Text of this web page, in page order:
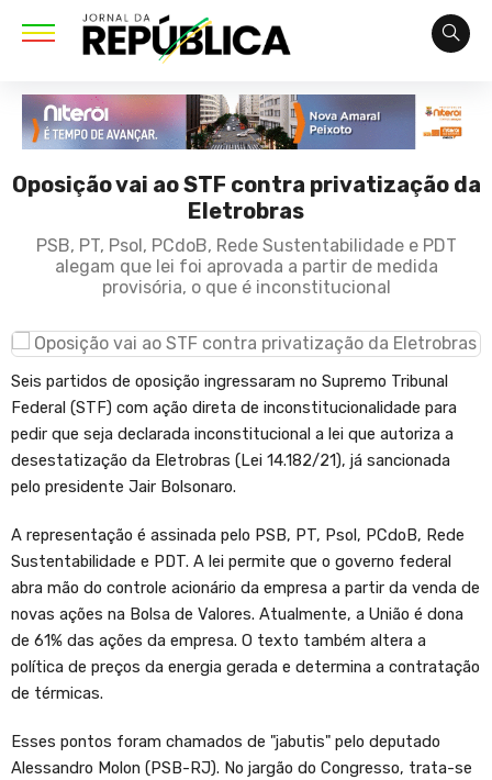
Oposição vai ao STF contra privatização da
Eletrobras
PSB, PT, Psol, PCdoB, Rede Sustentabilidade e PDT
alegam que lei foi aprovada a partir de medida
provisória, o que é inconstitucional
Seis partidos de oposição ingressaram no Supremo Tribunal
Federal (STF) com ação direta de inconstitucionalidade para
pedir que seja declarada inconstitucional a lei que autoriza a
desestatização da Eletrobras (Lei 14.182/21), já sancionada
pelo presidente Jair Bolsonaro.
A representação é assinada pelo PSB, PT, Psol, PCdoB, Rede
Sustentabilidade e PDT. A lei permite que o governo federal
abra mão do controle acionário da empresa a partir da venda de
novas ações na Bolsa de Valores. Atualmente, a União é dona
de 61% das ações da empresa. O texto também altera a
política de preços da energia gerada e determina a contratação
de térmicas.
Esses pontos foram chamados de "jabutis" pelo deputado
Alessandro Molon (PSB-RJ). No jargão do Congresso, trata-se